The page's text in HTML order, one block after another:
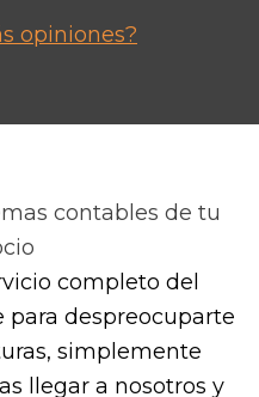
opiniones?
contables de tu
completo del
despreocuparte
simplemente
llegar a nosotros y